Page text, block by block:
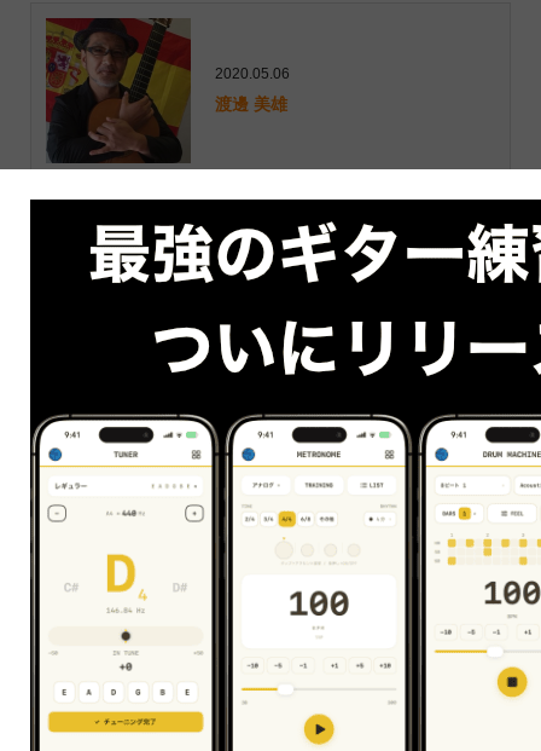
2020.05.06
渡邊 美雄
まずは無料体験から
はじめましょう！
〜今なら〜
無料体験レッスンを受講された方全員に
初心者必見のオリジナル電子書籍
ずっと使えるギター練習帳
プレゼント中！！
25分の無料体験に申し込む